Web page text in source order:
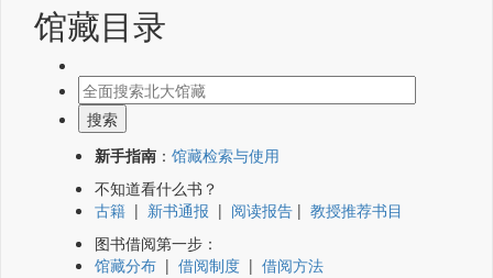
馆藏目录
新手指南 ： 馆藏检索与使用
不知道看什么书？
古籍 | 新书通报 | 阅读报告 | 教授推荐书目
图书借阅第一步：
馆藏分布 | 借阅制度 | 借阅方法